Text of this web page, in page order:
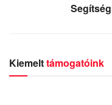
Kiemelttámogatóink